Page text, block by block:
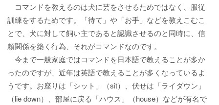
コマンドを教えるのは犬に芸をさせるためではなく、服従
訓練をするためです。「待て」や「お手」などを教えこむこ
とで、犬に対して飼い主であると認識させるのと同時に、信
頼関係を築く行為、それがコマンドなのです。
今まで一般家庭ではコマンドを日本語で教えることが多か
ったのですが、近年は英語で教えることが多くなっているよ
うです。お座りは「シット」（sit）、伏せは「ライダウン」
（lie down）、部屋に戻る「ハウス」（house）などが有名で